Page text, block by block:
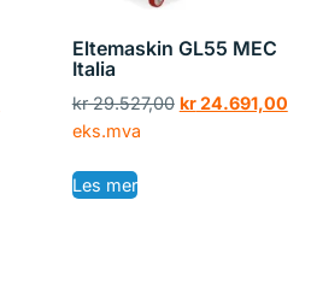
Eltemaskin GL55 MEC
Italia
kr29.527,00 kr24.691,00
eks.mva
Les mer